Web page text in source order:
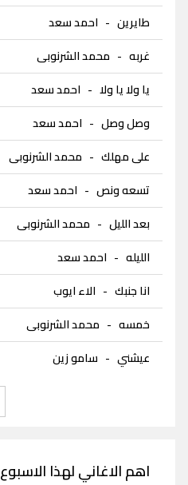
طايرين - احمد سعد
غربه - محمد الشرنوبى
يا ولا يا ولا - احمد سعد
وصل وصل - احمد سعد
على مهلك - محمد الشرنوبى
تسعه ونص - احمد سعد
بعد الليل - محمد الشرنوبى
الليله - احمد سعد
انا جنبك - الاء ايوب
خمسه - محمد الشرنوبى
عيشني - سامو زين
اهم الاغاني لهذا الاسبوع